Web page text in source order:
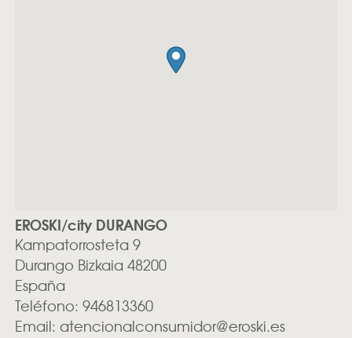
EROSKI/city DURANGO
Kampatorrosteta 9
Durango Bizkaia 48200
España
Teléfono: 946813360
Email: atencionalconsumidor@eroski.es